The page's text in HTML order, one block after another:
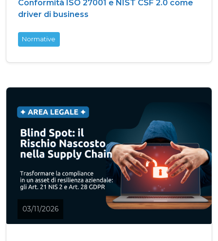
Conformità ISO 27001 e NIST CSF 2.0 come
driver di business
Normative
03/11/2026